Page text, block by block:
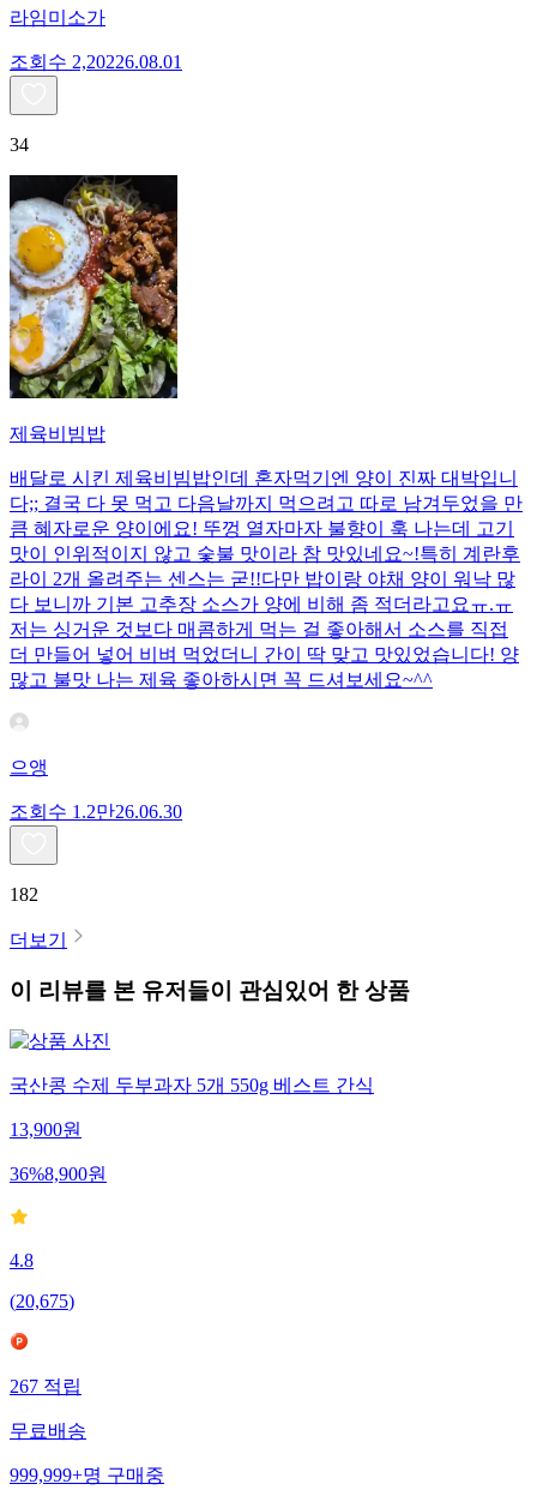
라임미소가
조회수 2,20226.08.01
34
제육비빔밥
배달로 시킨 제육비빔밥인데 혼자먹기엔 양이 진짜 대박입니
다;; 결국 다 못 먹고 다음날까지 먹으려고 따로 남겨두었을 만
큼 혜자로운 양이에요! 뚜껑 열자마자 불향이 훅 나는데 고기
맛이 인위적이지 않고 숯불 맛이라 참 맛있네요~!특히 계란후
라이 2개 올려주는 센스는 굳!! ​다만 밥이랑 야채 양이 워낙 많
다 보니까 기본 고추장 소스가 양에 비해 좀 적더라고요ㅠ.ㅠ
저는 싱거운 것보다 매콤하게 먹는 걸 좋아해서 소스를 직접
더 만들어 넣어 비벼 먹었더니 간이 딱 맞고 맛있었습니다! 양
많고 불맛 나는 제육 좋아하시면 꼭 드셔보세요~^^
으앵
조회수 1.2만26.06.30
182
더보기
이 리뷰를 본 유저들이 관심있어 한 상품
국산콩 수제 두부과자 5개 550g 베스트 간식
13,900원
36%8,900원
4.8
(20,675)
267 적립
무료배송
999,999+명 구매중